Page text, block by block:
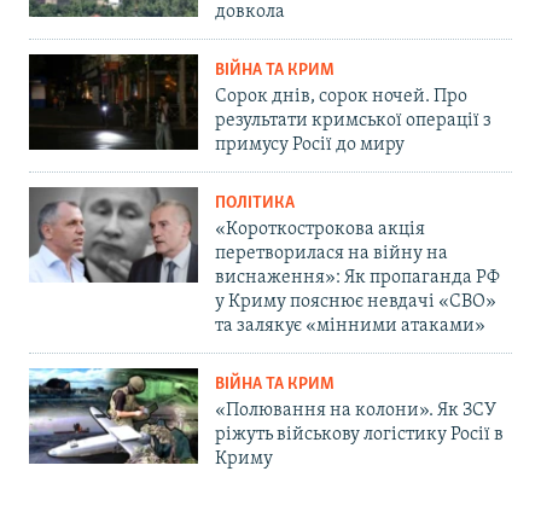
довкола
ВІЙНА ТА КРИМ
Сорок днів, сорок ночей. Про
результати кримської операції з
примусу Росії до миру
ПОЛІТИКА
«Короткострокова акція
перетворилася на війну на
виснаження»: Як пропаганда РФ
у Криму пояснює невдачі «СВО»
та залякує «мінними атаками»
ВІЙНА ТА КРИМ
«Полювання на колони». Як ЗСУ
ріжуть військову логістику Росії в
Криму